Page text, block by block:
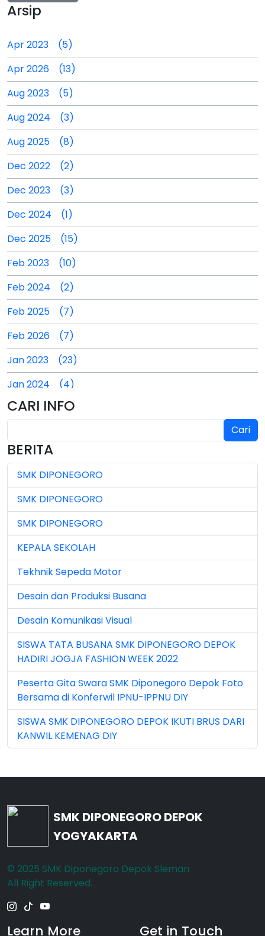
Arsip
Apr 2023 (5)
Apr 2026 (13)
Aug 2023 (5)
Aug 2024 (3)
Aug 2025 (8)
Dec 2022 (2)
Dec 2023 (3)
Dec 2024 (1)
Dec 2025 (15)
Feb 2023 (10)
Feb 2024 (2)
Feb 2025 (7)
Feb 2026 (7)
Jan 2023 (23)
Jan 2024 (4)
Jan 2025 (4)
Jul 2025 (3)
Jul 2026 (4)
Jun 2023 (7)
Jun 2024 (3)
Jun 2025 (1)
Jun 2026 (5)
Mar 2023 (8)
Mar 2024 (1)
Mar 2026 (3)
May 2026 (16)
Nov 2022 (101)
Nov 2023 (5)
Nov 2025 (15)
Sep 2023 (6)
Sep 2024 (7)
Sep 2025 (6)
CARI INFO
Cari
BERITA
SMK DIPONEGORO
SMK DIPONEGORO
SMK DIPONEGORO
KEPALA SEKOLAH
Tekhnik Sepeda Motor
Desain dan Produksi Busana
Desain Komunikasi Visual
SISWA TATA BUSANA SMK DIPONEGORO DEPOK
HADIRI JOGJA FASHION WEEK 2022
Peserta Gita Swara SMK Diponegoro Depok Foto
Bersama di Konferwil IPNU-IPPNU DIY
SISWA SMK DIPONEGORO DEPOK IKUTI BRUS DARI
KANWIL KEMENAG DIY
SMK DIPONEGORO DEPOK
YOGYAKARTA
© 2025 SMK Diponegoro Depok Sleman
All Right Reserved.
Learn More Get in Touch